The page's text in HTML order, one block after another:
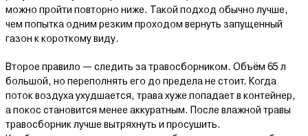
можно пройти повторно ниже. Такой подход обычно лучше,
чем попытка одним резким проходом вернуть запущенный
газон к короткому виду.
Второе правило — следить за травосборником. Объём 65 л
большой, но переполнять его до предела не стоит. Когда
поток воздуха ухудшается, трава хуже попадает в контейнер,
а покос становится менее аккуратным. После влажной травы
травосборник лучше вытряхнуть и просушить.